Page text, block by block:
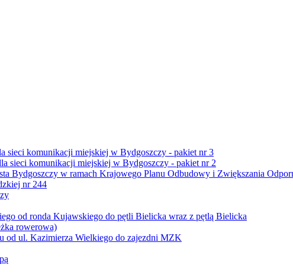
sieci komunikacji miejskiej w Bydgoszczy - pakiet nr 3
sieci komunikacji miejskiej w Bydgoszczy - pakiet nr 2
Bydgoszczy w ramach Krajowego Planu Odbudowy i Zwiększania
nr 244
od ronda Kujawskiego do pętli Bielicka wraz z pętlą Bielicka
rowerowa)
od ul. Kazimierza Wielkiego do zajezdni MZK